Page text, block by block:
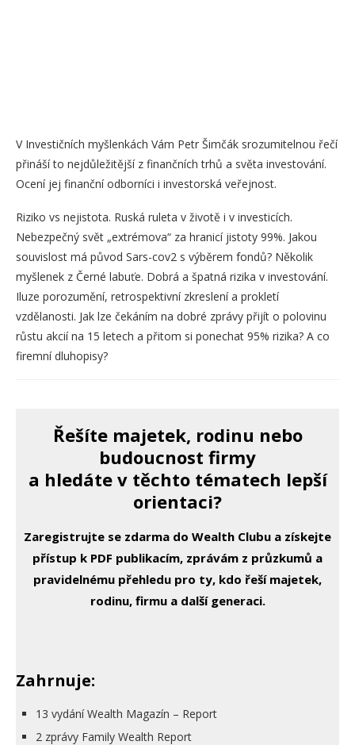
V Investičních myšlenkách Vám Petr Šimčák srozumitelnou řečí
přináší to nejdůležitější z finančních trhů a světa investování.
Ocení jej finanční odborníci i investorská veřejnost.
Riziko vs nejistota. Ruská ruleta v životě i v investicích.
Nebezpečný svět „extrémova“ za hranicí jistoty 99%. Jakou
souvislost má původ Sars-cov2 s výběrem fondů? Několik
myšlenek z Černé labuťe. Dobrá a špatná rizika v investování.
Iluze porozumění, retrospektivní zkreslení a prokletí
vzdělanosti. Jak lze čekáním na dobré zprávy přijít o polovinu
růstu akcií na 15 letech a přitom si ponechat 95% rizika? A co
firemní dluhopisy?
Řešíte majetek, rodinu nebo
budoucnost firmy
a hledáte v těchto tématech lepší
orientaci?
Zaregistrujte se zdarma do Wealth Clubu a získejte
přístup k PDF publikacím, zprávám z průzkumů a
pravidelnému přehledu pro ty, kdo řeší majetek,
rodinu, firmu a další generaci.
Zahrnuje:
13 vydání Wealth Magazín – Report
2 zprávy Family Wealth Report